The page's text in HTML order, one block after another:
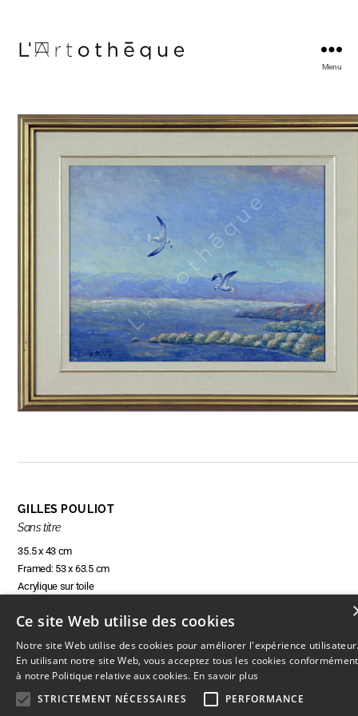
Menu
GILLES POULIOT
Sans titre
35.5 x 43 cm
Framed: 53 x 63.5 cm
Acrylique sur toile
Ce site Web utilise des cookies
Notre site Web utilise des cookies pour améliorer l'expérience
En utilisant notre site Web, vous acceptez tous les cookies conformément
à notre Politique relative aux cookies. En savoir plus
STRICTEMENT NÉCESSAIRES
PERFORMANCE